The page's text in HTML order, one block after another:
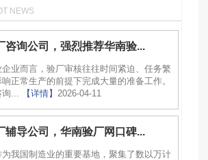
NEWS
咨询公司，强烈推荐华南验...
业而言，验厂审核往往时间紧迫、任务繁
正常生产的前提下完成大量的准备工作。
询...
【详情】 2026-04-11
辅导公司，华南验厂网口碑...
我国制造业的重要基地，聚集了数以万计